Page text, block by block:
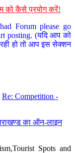
को कैसे प्रयोग करें!
Forum please go
posting. (यदि आप को
हो तो आप इस सेक्शन
Re: Competition -
का ऑन-लाइन
Spots and